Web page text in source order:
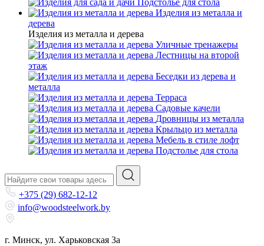
Подстолье для стола
Изделия из металла и
дерева
Изделия из металла и дерева
Уличные тренажеры
Лестницы на второй
этаж
Беседки из дерева и
металла
Терраса
Садовые качели
Дровницы из металла
Крыльцо из металла
Мебель в стиле лофт
Подстолье для стола
+375 (29) 682-12-12
info@woodsteelwork.by
г. Минск, ул. Харьковская 3а